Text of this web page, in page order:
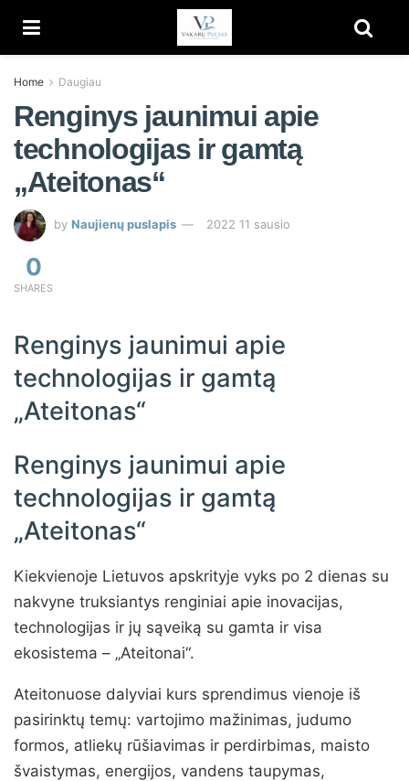
Home Daugiau
Renginys jaunimui apie
technologijas ir gamtą
„Ateitonas“
by Naujienų puslapis 2022 11 sausio
0
SHARES
Renginys jaunimui apie
technologijas ir gamtą
„Ateitonas“
Renginys jaunimui apie
technologijas ir gamtą
„Ateitonas“
Kiekvienoje Lietuvos apskrityje vyks po 2 dienas su
nakvyne truksiantys renginiai apie inovacijas,
technologijas ir jų sąveiką su gamta ir visa
ekosistema – „Ateitonai“.
Ateitonuose dalyviai kurs sprendimus vienoje iš
pasirinktų temų: vartojimo mažinimas, judumo
formos, atliekų rūšiavimas ir perdirbimas, maisto
švaistymas, energijos, vandens taupymas,